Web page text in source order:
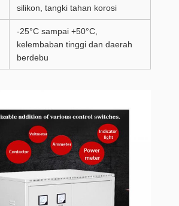
silikon, tangki tahan korosi
-25°C sampai +50°C,
kelembaban tinggi dan daerah
berdebu